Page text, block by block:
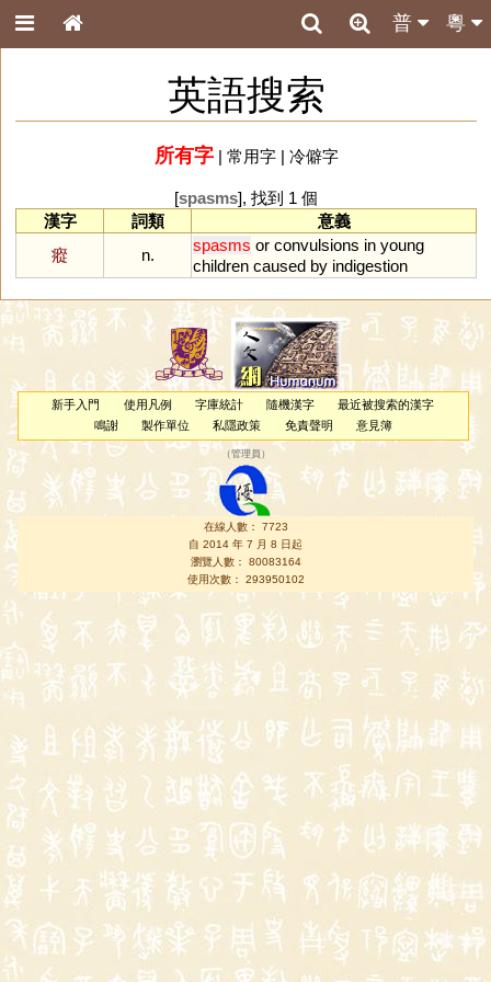
粵
普
英語搜索
所有字| 常用字| 冷僻字
[spasms], 找到 1 個
漢字
詞類
意義
瘲
n.
spasms or convulsions in young
children caused by indigestion
新手入門 使用凡例 字庫統計 隨機漢字
最近被搜索的漢字
鳴謝
製作單位 私隱政策 免責聲明 意見簿
（管理員 ）
在線人數： 7723
自 2014 年 7 月 8 日起
瀏覽人數： 80083164
使用次數： 293950102